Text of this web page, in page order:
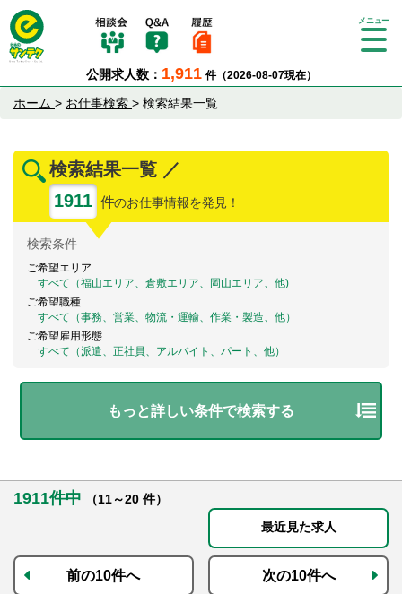
公開求人数： 1,911 件（2026-08-07現在）
Tog
ホーム > お仕事検索 > 検索結果一覧
検索結果一覧 ／
1911 件のお仕事情報を発見！
検索条件
ご希望エリア
すべて（福山エリア、倉敷エリア、岡山エリア、他)
ご希望職種
すべて（事務、営業、物流・運輸、作業・製造、他）
ご希望雇用形態
すべて（派遣、正社員、アルバイト、パート、他）
もっと詳しい条件で検索する
1911件中
（11～20 件）
最近見た求人
前の10件へ 次の10件へ